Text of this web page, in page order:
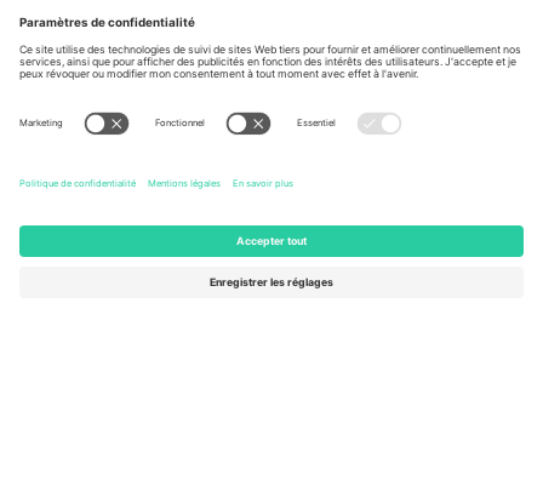
TixProtect
Programme d'affiliation
Comment ça marche
Centre d'information sur la Coupe
Nous contacter